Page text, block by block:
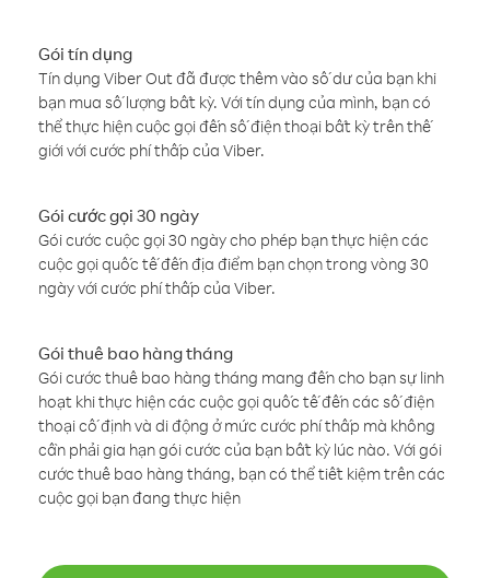
Gói tín dụng
Tín dụng Viber Out đã được thêm vào số dư của bạn khi
bạn mua số lượng bất kỳ. Với tín dụng của mình, bạn có
thể thực hiện cuộc gọi đến số điện thoại bất kỳ trên thế
giới với cước phí thấp của Viber.
Gói cước gọi 30 ngày
Gói cước cuộc gọi 30 ngày cho phép bạn thực hiện các
cuộc gọi quốc tế đến địa điểm bạn chọn trong vòng 30
ngày với cước phí thấp của Viber.
Gói thuê bao hàng tháng
Gói cước thuê bao hàng tháng mang đến cho bạn sự linh
hoạt khi thực hiện các cuộc gọi quốc tế đến các số điện
thoại cố định và di động ở mức cước phí thấp mà không
cần phải gia hạn gói cước của bạn bất kỳ lúc nào. Với gói
cước thuê bao hàng tháng, bạn có thể tiết kiệm trên các
cuộc gọi bạn đang thực hiện